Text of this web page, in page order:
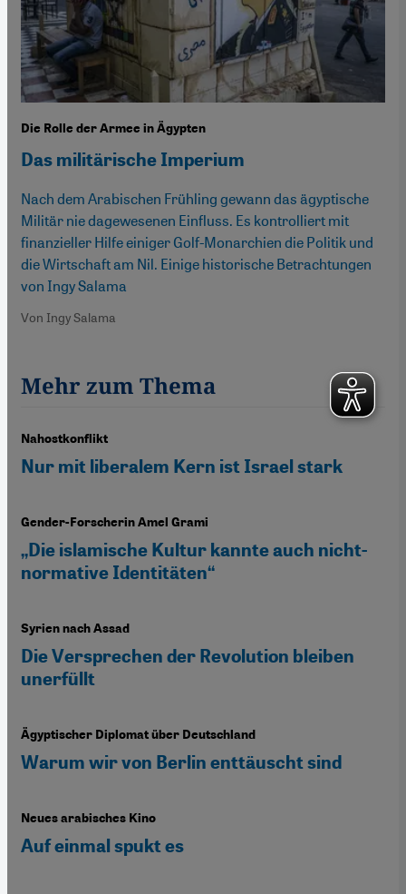
Die Rolle der Armee in Ägypten
Das militärische Imperium
Nach dem Arabischen Frühling gewann das ägyptische
Militär nie dagewesenen Einfluss. Es kontrolliert mit
finanzieller Hilfe einiger Golf-Monarchien die Politik und
die Wirtschaft am Nil. Einige historische Betrachtungen
von Ingy Salama
Von Ingy Salama
Mehr zum Thema
Nahostkonflikt
Nur mit liberalem Kern ist Israel stark
Gender-Forscherin Amel Grami
„Die islamische Kultur kannte auch nicht-
normative Identitäten“
Syrien nach Assad
Die Versprechen der Revolution bleiben
unerfüllt
Ägyptischer Diplomat über Deutschland
Warum wir von Berlin enttäuscht sind
Neues arabisches Kino
Auf einmal spukt es